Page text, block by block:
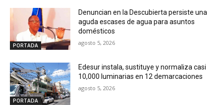
PORTADA
Denuncian en la Descubierta persiste una
aguda escases de agua para asuntos
domésticos
agosto 5, 2026
PORTADA
Edesur instala, sustituye y normaliza casi
10,000 luminarias en 12 demarcaciones
agosto 5, 2026